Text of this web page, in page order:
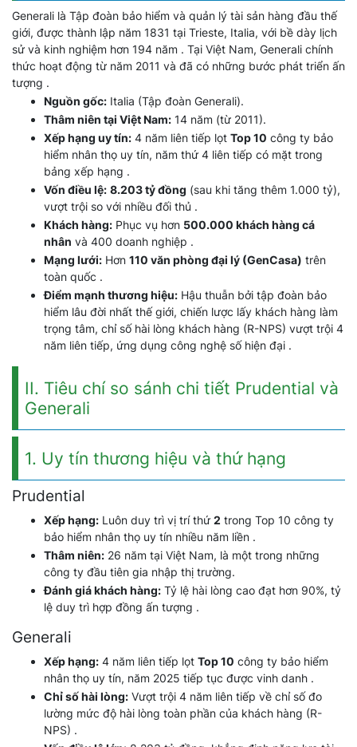
Generali là Tập đoàn bảo hiểm và quản lý tài sản hàng đầu thế
giới, được thành lập năm 1831 tại Trieste, Italia, với bề dày lịch
sử và kinh nghiệm hơn 194 năm . Tại Việt Nam, Generali chính
thức hoạt động từ năm 2011 và đã có những bước phát triển ấn
tượng .
Nguồn gốc: Italia (Tập đoàn Generali).
Thâm niên tại Việt Nam: 14 năm (từ 2011).
Xếp hạng uy tín: 4 năm liên tiếp lọt Top 10 công ty bảo
hiểm nhân thọ uy tín, năm thứ 4 liên tiếp có mặt trong
bảng xếp hạng .
Vốn điều lệ: 8.203 tỷ đồng (sau khi tăng thêm 1.000 tỷ),
vượt trội so với nhiều đối thủ .
Khách hàng: Phục vụ hơn 500.000 khách hàng cá
nhân và 400 doanh nghiệp .
Mạng lưới: Hơn 110 văn phòng đại lý (GenCasa) trên
toàn quốc .
Điểm mạnh thương hiệu: Hậu thuẫn bởi tập đoàn bảo
hiểm lâu đời nhất thế giới, chiến lược lấy khách hàng làm
trọng tâm, chỉ số hài lòng khách hàng (R-NPS) vượt trội 4
năm liên tiếp, ứng dụng công nghệ số hiện đại .
II. Tiêu chí so sánh chi tiết Prudential và
Generali
1. Uy tín thương hiệu và thứ hạng
Prudential
Xếp hạng: Luôn duy trì vị trí thứ 2 trong Top 10 công ty
bảo hiểm nhân thọ uy tín nhiều năm liền .
Thâm niên: 26 năm tại Việt Nam, là một trong những
công ty đầu tiên gia nhập thị trường.
Đánh giá khách hàng: Tỷ lệ hài lòng cao đạt hơn 90%, tỷ
lệ duy trì hợp đồng ấn tượng .
Generali
Xếp hạng: 4 năm liên tiếp lọt Top 10 công ty bảo hiểm
nhân thọ uy tín, năm 2025 tiếp tục được vinh danh .
Chỉ số hài lòng: Vượt trội 4 năm liên tiếp về chỉ số đo
lường mức độ hài lòng toàn phần của khách hàng (R-
NPS) .